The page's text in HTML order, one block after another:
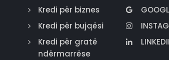
Kredi për biznes
Kredi për bujqësi
Kredi për gratë
ndërmarrëse